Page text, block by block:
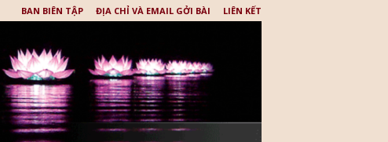
BAN BIÊN TẬP ĐỊA CHỈ VÀ EMAIL GỞI BÀI LIÊN KẾT